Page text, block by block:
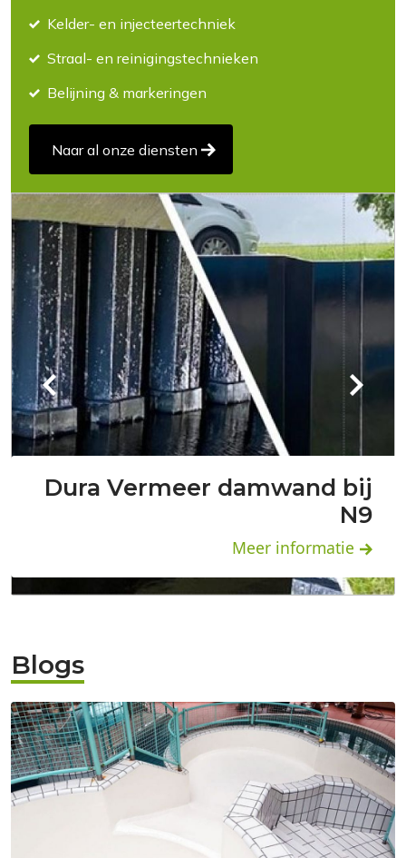
Kelder- en injecteertechniek
Straal- en reinigingstechnieken
Belijning & markeringen
Naar al onze diensten
Dura Vermeer damwand bij
N9
Meer informatie
Blogs